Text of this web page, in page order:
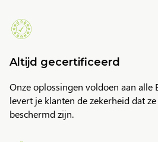
Altijd gecertificeerd
Onze oplossingen voldoen aan alle
levert je klanten de zekerheid dat
beschermd zijn.